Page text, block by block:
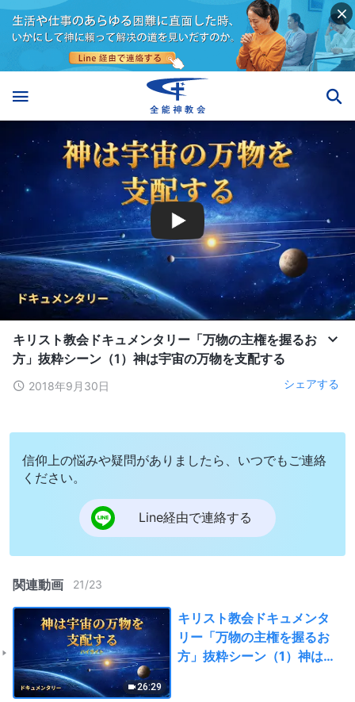
キリスト教会ドキュメンタリー「万物の主権を握るお
方」抜粋シーン（1）神は宇宙の万物を支配する
2018年9月30日 シェアする
信仰上の悩みや疑問がありましたら、いつでもご連絡
ください。
Line経由で連絡する
関連動画 21/23
26:29
キリスト教会ドキュメンタ
リー「万物の主権を握るお
方」抜粋シーン（1）神は宇